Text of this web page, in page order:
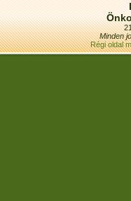
Minden
Régi oldal